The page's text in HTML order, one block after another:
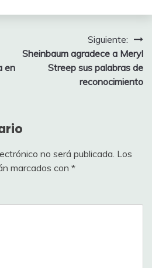
en
Siguiente:
Sheinbaum agradece a Meryl
Streep sus palabras de
reconocimiento
no será publicada. Los
marcados con *